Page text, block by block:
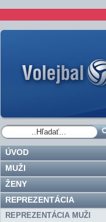
ÚVOD
MUŽI
ŽENY
REPREZENTÁCIA
REPREZENTÁCIA MUŽI